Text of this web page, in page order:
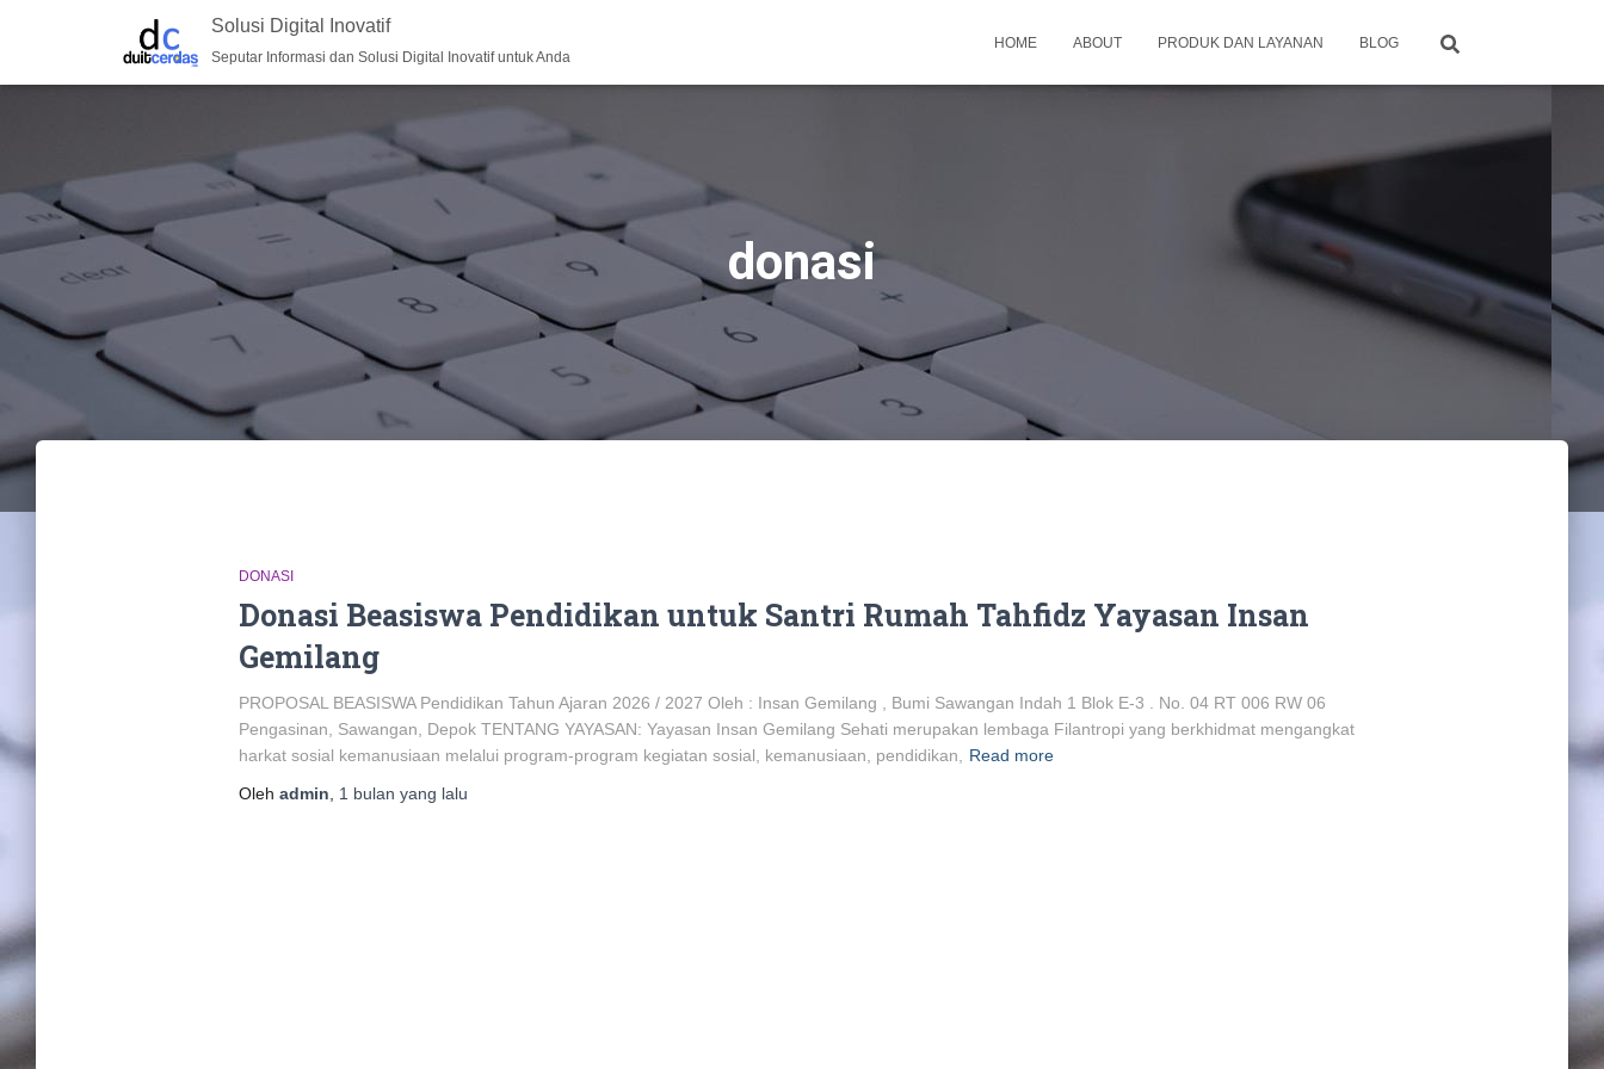
Solusi Digital Inovatif
Seputar Informasi dan Solusi Digital Inovatif untuk Anda
HOME ABOUT PRODUK DAN LAYANAN BLOG
donasi
DONASI
Donasi Beasiswa Pendidikan untuk Santri Rumah Tahfidz Yayasan Insan
Gemilang
PROPOSAL BEASISWA Pendidikan Tahun Ajaran 2026 / 2027 Oleh : Insan Gemilang , Bumi Sawangan Indah 1 Blok E-3 . No. 04 RT 006 RW 06
Pengasinan, Sawangan, Depok TENTANG YAYASAN: Yayasan Insan Gemilang Sehati merupakan lembaga Filantropi yang berkhidmat mengangkat
harkat sosial kemanusiaan melalui program-program kegiatan sosial, kemanusiaan, pendidikan,
Read more
Oleh admin 1 bulan yang lalu